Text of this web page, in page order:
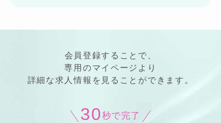
会員登録することで、
専用のマイページ より
詳細 な求人情報 を見ることができます。
30 秒で完了